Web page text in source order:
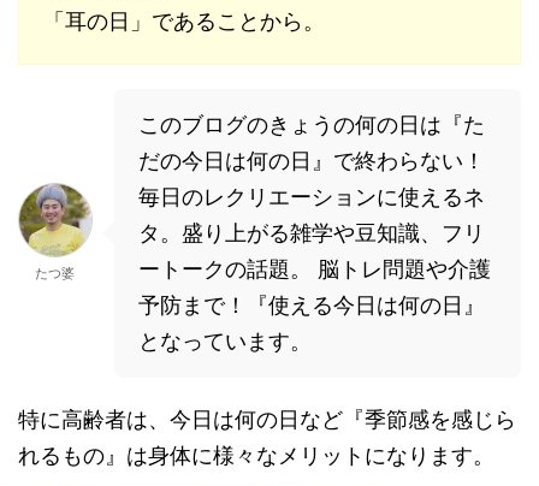
「耳の日」であることから。
たつ婆
このブログのきょうの何の日は『た
だの今日は何の日』で終わらない！
毎日のレクリエーションに使えるネ
タ。盛り上がる雑学や豆知識、フリ
ートークの話題。 脳トレ問題や介護
予防まで！『使える今日は何の日』
となっています。
特に高齢者は、今日は何の日など『季節感を感じら
れるもの』は身体に様々なメリットになります。